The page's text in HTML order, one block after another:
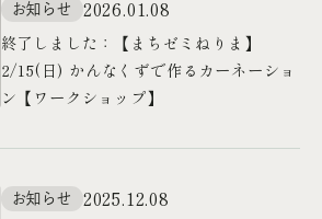
お知らせ 2026.01.08
終了しました：【まちゼミねりま】
2/15(日) かんなくずで作るカーネーショ
ン【ワークショップ】
お知らせ 2025.12.08